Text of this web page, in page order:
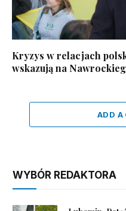
Kryzys w relacjach
wskazują na
ADD A
WYBÓR REDAKTORA